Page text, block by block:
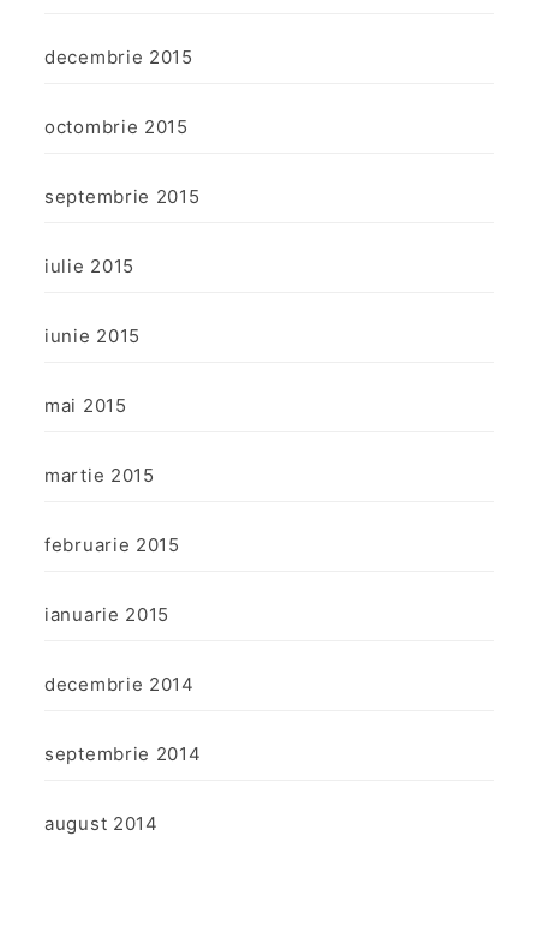
decembrie 2015
octombrie 2015
septembrie 2015
iulie 2015
iunie 2015
mai 2015
martie 2015
februarie 2015
ianuarie 2015
decembrie 2014
septembrie 2014
august 2014